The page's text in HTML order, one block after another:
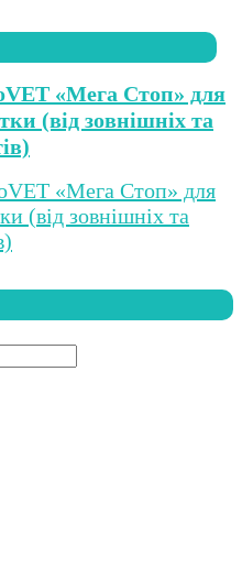
«Мега Стоп» для
(від зовнішніх та